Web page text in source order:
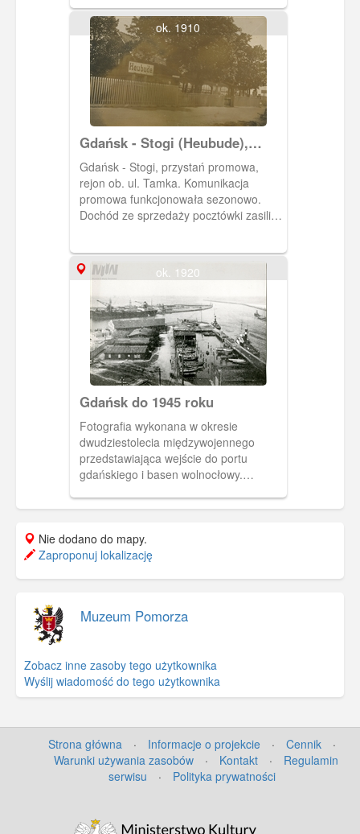
ok. 1910
Gdańsk - Stogi (Heubude),
przystań promowa
Gdańsk - Stogi, przystań promowa,
rejon ob. ul. Tamka. Komunikacja
promowa funkcjonowała sezonowo.
Dochód ze sprzedaży pocztówki zasilił
ok. 1920
Gdańsk do 1945 roku
Fotografia wykonana w okresie
dwudziestolecia międzywojennego
przedstawiająca wejście do portu
gdańskiego i basen wolnocłowy.
prawej stronie kanału, poza kadrem.
kopiowania, zasób dostępny w zbiorach
Muzeum II Wojny Światowej w
Nie dodano do mapy.
Zaproponuj lokalizację
Muzeum Pomorza
Zobacz inne zasoby tego użytkownika
Wyślij wiadomość do tego użytkownika
Strona główna · Informacje o projekcie · Cennik
·
Warunki używania zasobów
· Kontakt ·
Regulamin
serwisu
· Polityka prywatności